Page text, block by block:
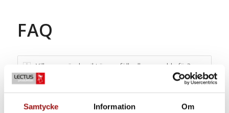
Samtycke Information Om
FAQ
Vilken användarvikt är era fällpallar avsedda för?
Kan era fällpallar användas utomhus?
Hur skall era fällpallar skötas?